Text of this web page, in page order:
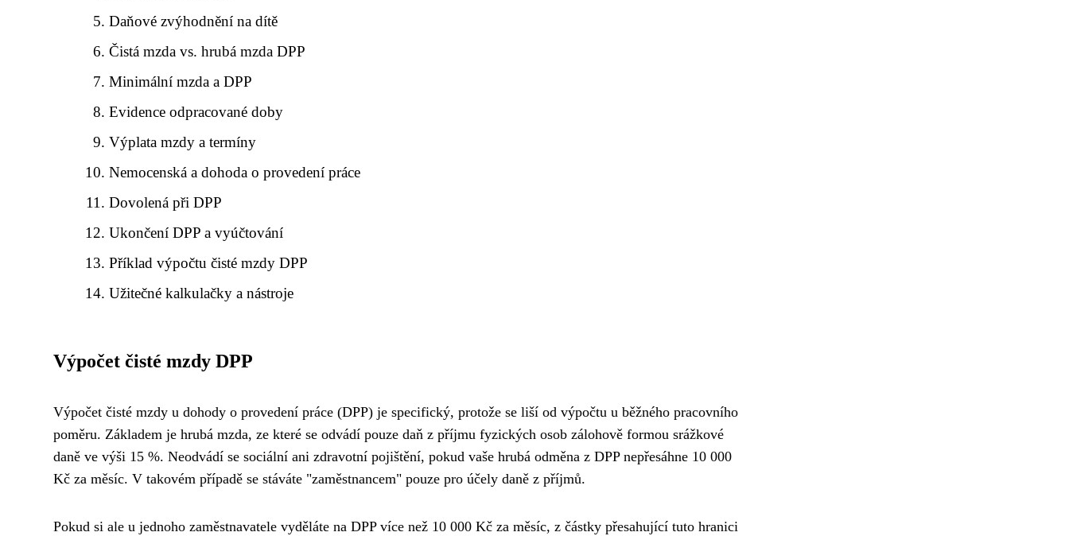
Daňové zvýhodnění na dítě
Čistá mzda vs. hrubá mzda DPP
Minimální mzda a DPP
Evidence odpracované doby
Výplata mzdy a termíny
Nemocenská a dohoda o provedení práce
Dovolená při DPP
Ukončení DPP a vyúčtování
Příklad výpočtu čisté mzdy DPP
Užitečné kalkulačky a nástroje
Výpočet čisté mzdy DPP
Výpočet čisté mzdy u dohody o provedení práce (DPP) je specifický, protože se liší od výpočtu u běžného pracovního
poměru. Základem je hrubá mzda, ze které se odvádí pouze daň z příjmu fyzických osob zálohově formou srážkové
daně ve výši 15 %. Neodvádí se sociální ani zdravotní pojištění, pokud vaše hrubá odměna z DPP nepřesáhne 10 000
Kč za měsíc. V takovém případě se stáváte "zaměstnancem" pouze pro účely daně z příjmů.
Pokud si ale u jednoho zaměstnavatele vyděláte na DPP více než 10 000 Kč za měsíc, z částky přesahující tuto hranici